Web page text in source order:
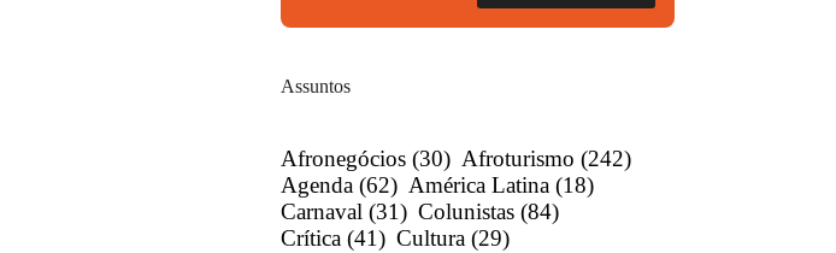
Assuntos
Afronegócios (30) Afroturismo (242)
Agenda (62) América Latina (18)
Carnaval (31) Colunistas (84)
Crítica (41) Cultura (29)